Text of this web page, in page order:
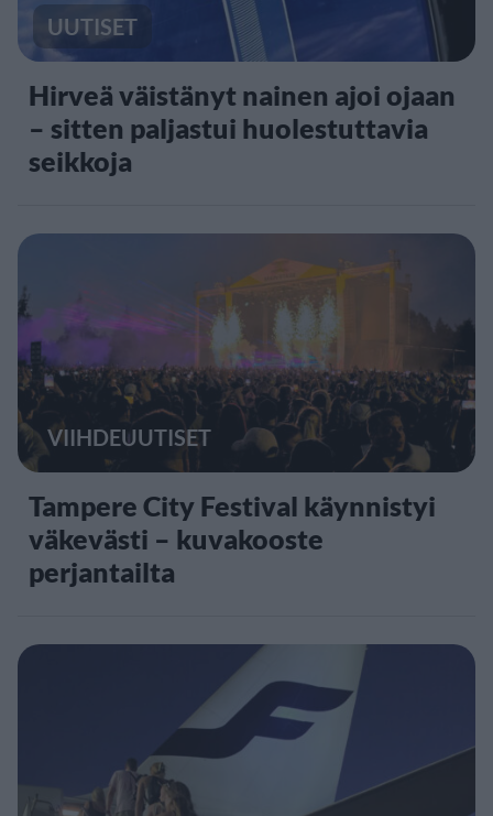
UUTISET
Hirveä väistänyt nainen ajoi ojaan
– sitten paljastui huolestuttavia
seikkoja
VIIHDEUUTISET
Tampere City Festival käynnistyi
väkevästi – kuvakooste
perjantailta